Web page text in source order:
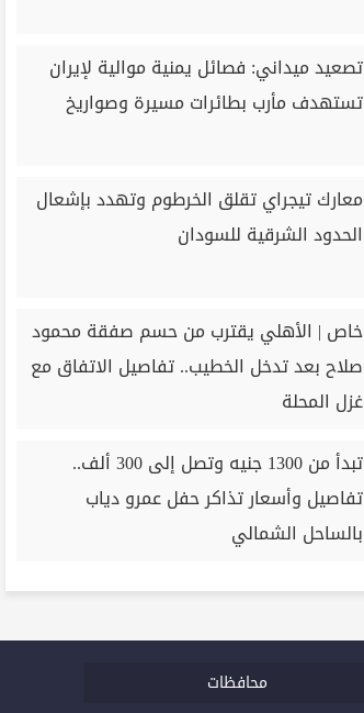
تصعيد ميداني: فصائل يمنية موالية لإيران
تستهدف مأرب بطائرات مسيرة وصواريخ
معارك تيجراي تقلق الخرطوم وتهدد بإشعال
الحدود الشرقية للسودان
خاص | الأهلي يقترب من حسم صفقة محمود
صلاح بعد تدخل الخطيب.. تفاصيل الاتفاق مع
غزل المحلة
تبدأ من 1300 جنيه وتصل إلى 300 ألف..
تفاصيل وأسعار تذاكر حفل عمرو دياب
بالساحل الشمالي
محافظات